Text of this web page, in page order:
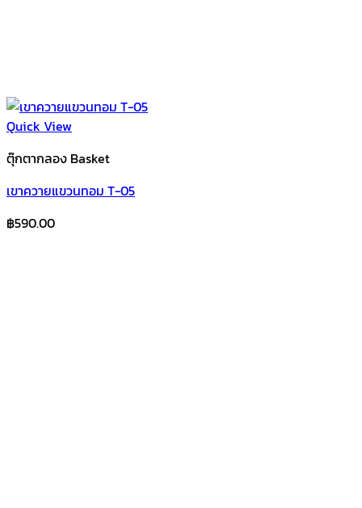
Quick View
ตุ๊กตากลอง Basket
เขาควายแขวนทอม T-05
฿590.00